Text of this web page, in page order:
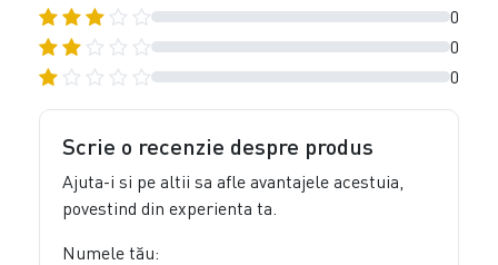
0
0
0
Scrie o recenzie despre produs
Ajuta-i si pe altii sa afle avantajele acestuia,
povestind din experienta ta.
Numele tău: